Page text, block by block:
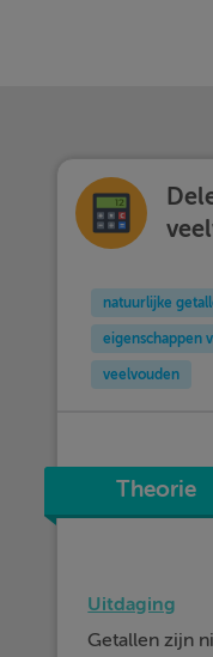
natuurlijke
eigenschappen
veelvouden
Theorie
Uitdaging
Getallen zijn